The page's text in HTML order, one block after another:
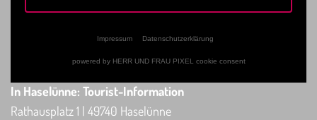
TICKET-VORVERKAUF
In Haselünne: Tourist-Information
Rathausplatz 1 | 49740 Haselünne
Impressum Datenschutzerklärung
powered by HERR UND FRAU PIXEL cookie consent